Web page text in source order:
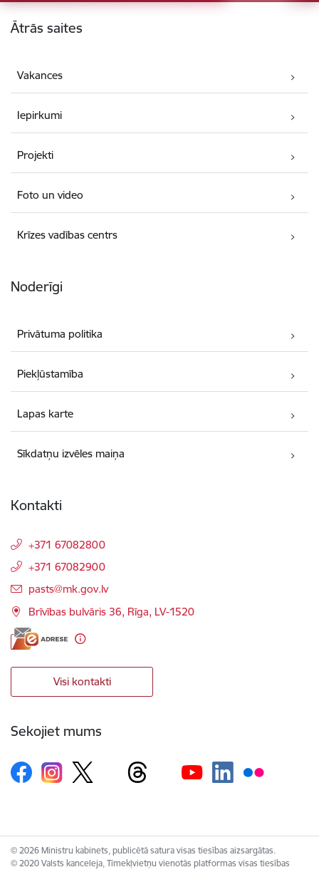
Kājene
Ātrās saites
Vakances
Iepirkumi
Projekti
Foto un video
Krīzes vadības centrs
Noderīgi
Privātuma politika
Piekļūstamība
Lapas karte
Sīkdatņu izvēles maiņa
Kontakti
+371 67082800
+371 67082900
E-pasts:
pasts@mk.gov.lv
Brīvības bulvāris 36, Rīga, LV-1520
Visi kontakti
Sekojiet mums
© 2026 Ministru kabinets, publicētā satura visas tiesības aizsargātas.
© 2020 Valsts kanceleja, Tīmekļvietņu vienotās platformas visas tiesības